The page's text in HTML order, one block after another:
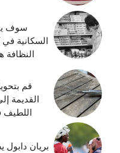
سوف
السكانية
النظافة
قم
القديمة
اللطيف
بريان دابول